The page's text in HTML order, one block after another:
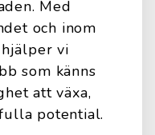
Med
och inom
vi
som känns
att växa,
potential.